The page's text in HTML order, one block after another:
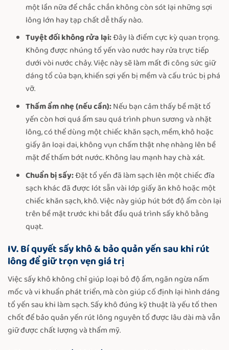
một lần nữa để chắc chắn không còn sót lại những sợi
lông lớn hay tạp chất dễ thấy nào.
Tuyệt đối không rửa lại:Đây là điểm cực kỳ quan trọng.
Không được nhúng tổ yến vào nước hay rửa trực tiếp
dưới vòi nước chảy. Việc này sẽ làm mất đi công sức giữ
dáng tổ của bạn, khiến sợi yến bị mềm và cấu trúc bị phá
vỡ.
Thấm ẩm nhẹ (nếu cần):Nếu bạn cảm thấy bề mặt tổ
yến còn hơi quá ẩm sau quá trình phun sương và nhặt
lông, có thể dùng một chiếc khăn sạch, mềm, khô hoặc
giấy ăn loại dai, không vụn chấm thật nhẹ nhàng lên bề
mặt để thấm bớt nước. Không lau mạnh hay chà xát.
Chuẩn bị sấy:Đặt tổ yến đã làm sạch lên một chiếc đĩa
sạch khác đã được lót sẵn vài lớp giấy ăn khô hoặc một
chiếc khăn sạch, khô. Việc này giúp hút bớt độ ẩm còn lại
trên bề mặt trước khi bắt đầu quá trình sấy khô bằng
quạt.
IV. Bí quyết sấy khô & bảo quản yến sau khi rút
lông để giữ trọn vẹn giá trị
Việc sấy khô không chỉ giúp loại bỏ độ ẩm, ngăn ngừa nấm
mốc và vi khuẩn phát triển, mà còn giúp cố định lại hình dáng
tổ yến sau khi làm sạch. Sấy khô đúng kỹ thuật là yếu tố then
chốt để bảo quản yến rút lông nguyên tổ được lâu dài mà vẫn
giữ được chất lượng và thẩm mỹ.